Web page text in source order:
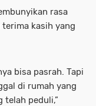
rasa
terima kasih yang
bisa pasrah. Tapi
di rumah yang
telah peduli,”